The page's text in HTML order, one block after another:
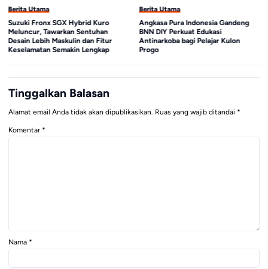
Berita Utama
Suzuki Fronx SGX Hybrid Kuro
Meluncur, Tawarkan Sentuhan
Desain Lebih Maskulin dan Fitur
Keselamatan Semakin Lengkap
Berita Utama
Angkasa Pura Indonesia Gandeng
BNN DIY Perkuat Edukasi
Antinarkoba bagi Pelajar Kulon
Progo
Tinggalkan Balasan
Alamat email Anda tidak akan dipublikasikan. Ruas yang wajib ditandai *
Komentar *
Nama *